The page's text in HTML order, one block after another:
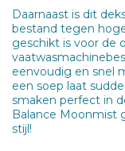
Daarnaast is dit
bestand tegen
geschikt is voor de
eenvoudig en snel
een soep laat
smaken perfect in
Balance Moonmist
stijl!